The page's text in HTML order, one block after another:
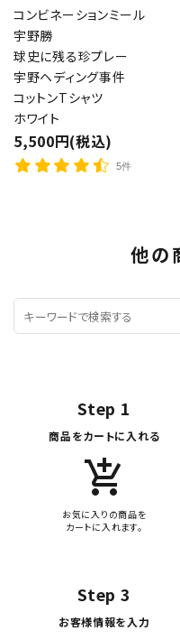
コンビネーションミール
宇野勝
球史に残る珍プレー
宇野ヘディング事件
コットンTシャツ
ホワイト
5,500円(税込)
5件
他の
Step 1
商品をカートに入れる
add_shopping_cart
お気に入りの商品を
カートに入れます。
Step 3
お客様情報を入力